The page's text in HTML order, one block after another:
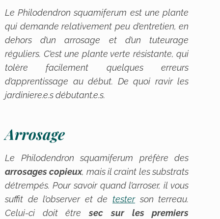
LePhilodendron squamiferum est une plante
qui demande relativement peu d’entretien, en
dehors d’un arrosage et d’un tuteurage
réguliers. C’est une plante verte résistante, qui
tolère facilement quelques erreurs
d’apprentissage au début. De quoi ravir les
jardiniere.e.s débutant.e.s.
Arrosage
Le Philodendron squamiferum préfère des
arrosages copieux, mais il craint les substrats
détrempés. Pour savoir quand l’arroser, il vous
suffit de l’observer et detesterson terreau.
Celui-ci doit êtresec sur les premiers